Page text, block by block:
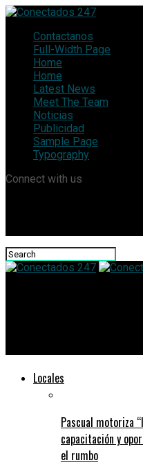
Contactanos
Full-Width Page
Home
Home
Latest News
Meet The Team
Noticias
Publicidad
Sample Page
Typography
Connect with us
Locales
Pascual motoriza
capacitación y
el rumbo